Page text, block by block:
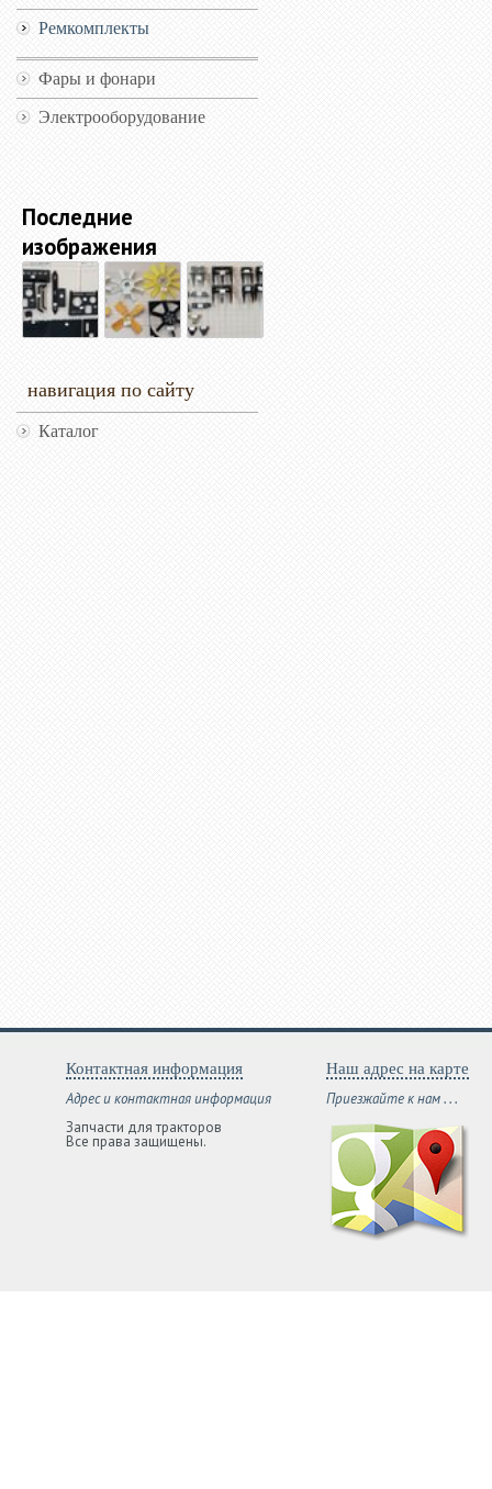
Ремкомплекты
Фары и фонари
Электрооборудование
Последние
изображения
навигация по сайту
Каталог
Контактная информация
Адрес и контактная информация
Запчасти для тракторов
Все права защищены.
Наш адрес на карте
Приезжайте к нам . . .